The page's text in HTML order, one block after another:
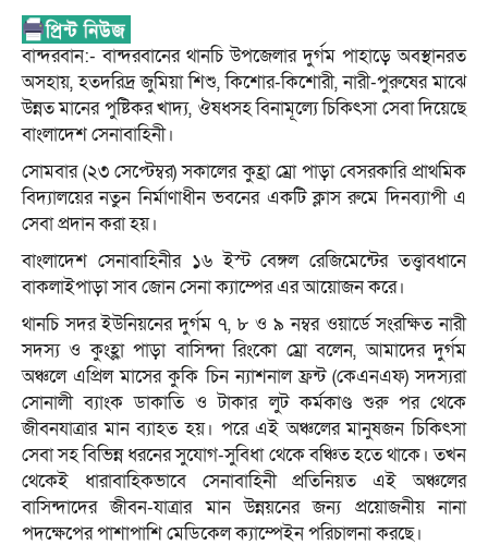
বান্দরবান:- বান্দরবানের থানচি উপজেলার দুর্গম পাহাড়ে অবস্থানরত
অসহায়, হতদরিদ্র জুমিয়া শিশু, কিশোর-কিশোরী, নারী-পুরুষের মাঝে
উন্নত মানের পুষ্টিকর খাদ্য, ঔষধসহ বিনামূল্যে চিকিৎসা সেবা দিয়েছে
বাংলাদেশ সেনাবাহিনী।
সোমবার (২৩ সেপ্টেম্বর) সকালের কুহ্রা ম্রো পাড়া বেসরকারি প্রাথমিক
বিদ্যালয়ের নতুন নির্মাণাধীন ভবনের একটি ক্লাস রুমে দিনব্যাপী এ
সেবা প্রদান করা হয়।
বাংলাদেশ সেনাবাহিনীর ১৬ ইস্ট বেঙ্গল রেজিমেন্টের তত্ত্বাবধানে
বাকলাইপাড়া সাব জোন সেনা ক্যাম্পের এর আয়োজন করে।
থানচি সদর ইউনিয়নের দুর্গম ৭, ৮ ও ৯ নম্বর ওয়ার্ডে সংরক্ষিত নারী
সদস্য ও কুংহ্লা পাড়া বাসিন্দা রিংকো ম্রো বলেন, আমাদের দুর্গম
অঞ্চলে এপ্রিল মাসের কুকি চিন ন্যাশনাল ফ্রন্ট (কেএনএফ) সদস্যরা
সোনালী ব্যাংক ডাকাতি ও টাকার লুট কর্মকাণ্ড শুরু পর থেকে
জীবনযাত্রার মান ব্যাহত হয়। পরে এই অঞ্চলের মানুষজন চিকিৎসা
সেবা সহ বিভিন্ন ধরনের সুযোগ-সুবিধা থেকে বঞ্চিত হতে থাকে। তখন
থেকেই ধারাবাহিকভাবে সেনাবাহিনী প্রতিনিয়ত এই অঞ্চলের
বাসিন্দাদের জীবন-যাত্রার মান উন্নয়নের জন্য প্রয়োজনীয় নানা
পদক্ষেপের পাশাপাশি মেডিকেল ক্যাম্পেইন পরিচালনা করছে।